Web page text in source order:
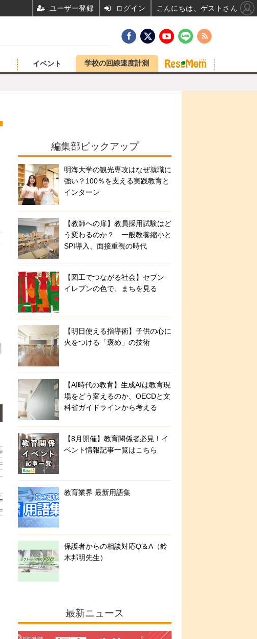
イベント 学校の回線速度計測
編集部ピックアップ
明海大学の観光専攻はなぜ就職に
強い？100％を支える実践教育と
インターン
【教師への扉】教員採用試験はど
う変わるのか？ 一般教養縮小と
SPI導入、面接重視の時代
【図工でつながる社会】セブン‐
イレブンの色で、まちを見る
【明日使える指導術】子供の心に
火をつける「褒め」の技術
【AI時代の教育】生成AIは教育現
場をどう変えるのか、OECDと文
科省ガイドラインから考える
【8月開催】教育関係者必見！イ
ベント情報記事一覧はこちら
教育業界 最新用語集
保護者からの相談対応Q＆A（鈴
木邦明先生）
最新ニュース
ユーザー登録 ログイン こんにちは、ゲストさん